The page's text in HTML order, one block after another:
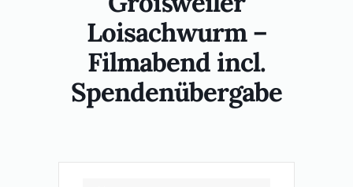
Loisachwurm –
Filmabend incl.
Spendenübergabe